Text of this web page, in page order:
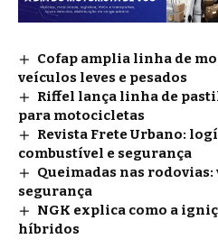
Cofap amplia linha de
veículos leves e pesados
Riffel lança linha de
para motocicletas
Revista Frete Urbano:
combustível e segurança
Queimadas nas
segurança
NGK explica como a
híbridos